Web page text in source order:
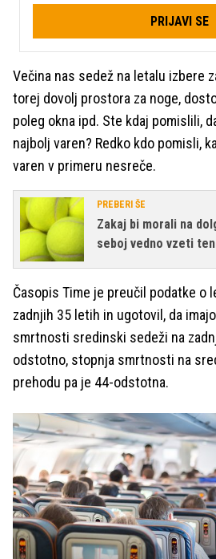
PRIJAVI SE
Večina nas sedež na letalu izbere
torej dovolj prostora za noge,
poleg okna ipd. Ste kdaj pomislili,
najbolj varen? Redko kdo pomisli,
varen v primeru nesreče.
PREBERI ŠE
Zakaj bi morali na
seboj vedno vzeti
Časopis Time je preučil podatke o
zadnjih 35 letih in ugotovil, da
smrtnosti sredinski sedeži na
odstotno, stopnja smrtnosti na
prehodu pa je 44-odstotna.